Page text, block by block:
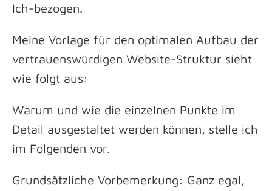
Ich-bezogen.
Meine Vorlage für den optimalen Aufbau der
vertrauenswürdigen Website-Struktur sieht
wie folgt aus:
Warum und wie die einzelnen Punkte im
Detail ausgestaltet werden können, stelle ich
im Folgenden vor.
Grundsätzliche Vorbemerkung: Ganz egal,